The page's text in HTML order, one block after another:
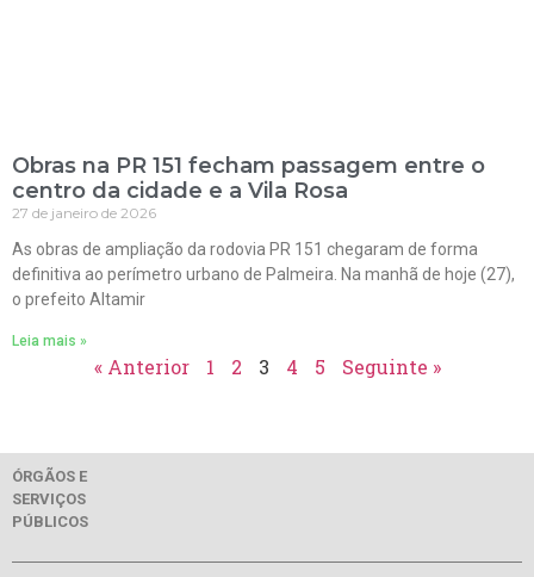
Obras na PR 151 fecham passagem entre o
centro da cidade e a Vila Rosa
27 de janeiro de 2026
As obras de ampliação da rodovia PR 151 chegaram de forma
definitiva ao perímetro urbano de Palmeira. Na manhã de hoje (27),
o prefeito Altamir
Leia mais »
« Anterior 1 2 3 4 5 Seguinte »
ÓRGÃOS E
SERVIÇOS
PÚBLICOS